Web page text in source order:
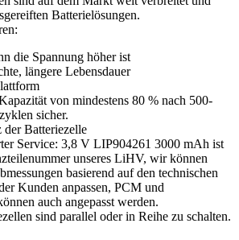
Batterielösungen.
die Spannung höher ist
längere Lebensdauer
von mindestens 80 % nach 500-
sicher.
der Batteriezelle
Service: 3,8 V LIP904261 3000 mAh ist
unseres LiHV, wir können
basierend auf den technischen
Kunden anpassen, PCM und
auch angepasst werden.
sind parallel oder in Reihe zu schalten.